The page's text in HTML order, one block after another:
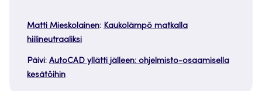
Matti Mieskolainen: Kaukolämpö matkalla
hiilineutraaliksi
Päivi: AutoCAD yllätti jälleen: ohjelmisto-osaamisella
kesätöihin